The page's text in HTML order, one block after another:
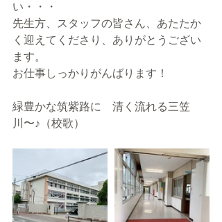
い・・・
先生方、スタッフの皆さん、あたたか
く迎えてくださり、ありがとうござい
ます。
お仕事しっかりがんばります！
緑豊かな筑紫路に　清く流れる三笠
川〜♪（校歌）